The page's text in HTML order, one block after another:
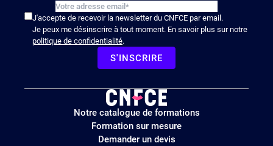
J'accepte de recevoir la newsletter du CNFCE par email.
Je peux me désinscrire à tout moment. En savoir plus sur notre
politique de confidentialité.
S'INSCRIRE
Logo
site
Notre catalogue de formations
Formation sur mesure
Demander un devis